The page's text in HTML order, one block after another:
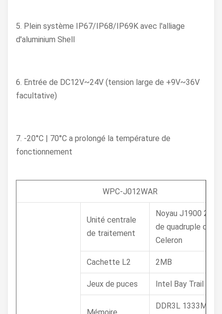
5. Plein système IP67/IP68/IP69K avec l'alliage
d'aluminium Shell
6. Entrée de DC12V~24V (tension large de +9V~36V
facultative)
7. -20°C | 70°C a prolongé la température de
fonctionnement
WPC-J012WAR
Unité centrale
de traitement
Noyau J1900
de quadruple
Celeron
Cachette L2 2MB
Jeux de puces Intel Bay Trail SOC
DDR3L 1333MHz